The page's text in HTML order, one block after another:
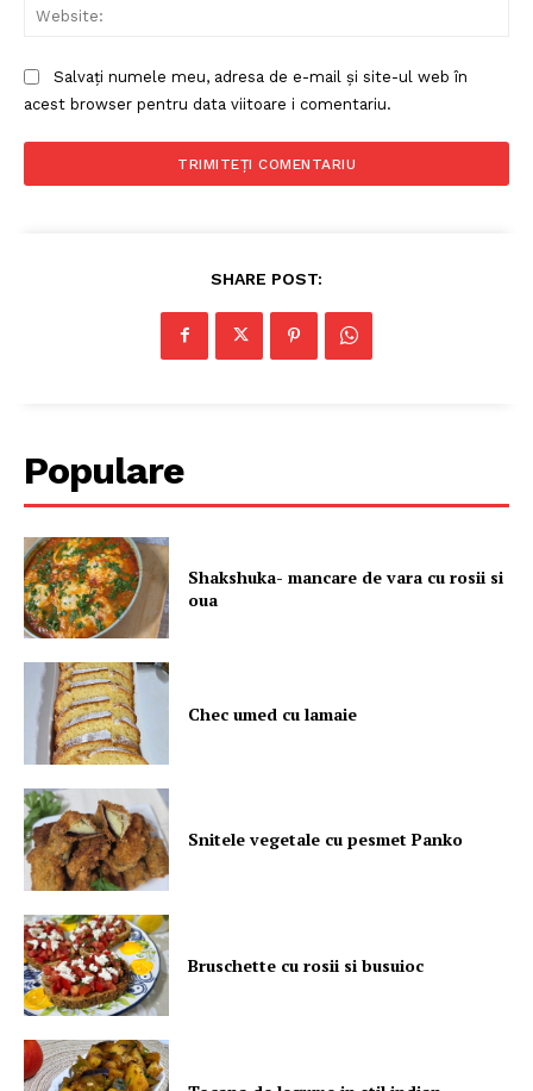
Salvați numele meu, adresa de e-mail și site-ul web în
acest browser pentru data viitoare i comentariu.
SHARE POST:
Populare
Shakshuka- mancare de vara cu rosii si
oua
Chec umed cu lamaie
Snitele vegetale cu pesmet Panko
Bruschette cu rosii si busuioc